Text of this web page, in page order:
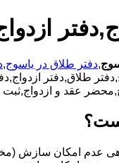
,دفتر طلاق در یاسوج,
طلاق,دفتر
عقد و